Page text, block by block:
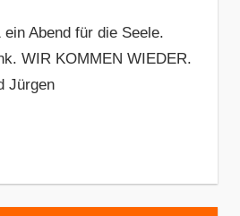
Abend für die Seele.
WIR KOMMEN WIEDER.
Jürgen